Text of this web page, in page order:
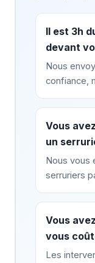
Il est 3h
devant
Nous
confiance,
Vous
un
Nous vous
serruriers
Vous
vous
Les